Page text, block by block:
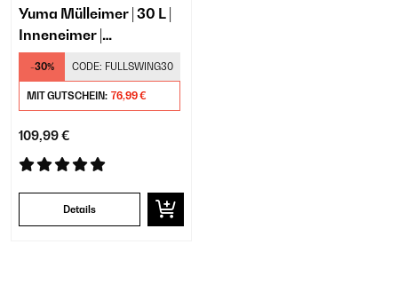
Yuma Mülleimer | 30 L |
Inneneimer |
Geruchsfilter |
Standfüße
-30% CODE: FULLSWING30
MIT GUTSCHEIN: 76,99 €
109,99 €
Details